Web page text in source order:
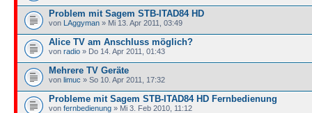
Problem mit Sagem STB-ITAD84 HD
von LAggyman » Mi 13. Apr 2011, 03:49
Alice TV am Anschluss möglich?
von radio » Do 14. Apr 2011, 01:43
Mehrere TV Geräte
von limuc » So 10. Apr 2011, 17:32
Probleme mit Sagem STB-ITAD84 HD Fernbedienung
von fernbedienung » Mi 3. Feb 2010, 11:12